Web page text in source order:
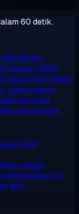
60 detik.
$2,48/bln
khusus, DDR5
sesuai permintaan
admin penuh
penyewa
sesuai spek
RDP
rendah
bot
jauh